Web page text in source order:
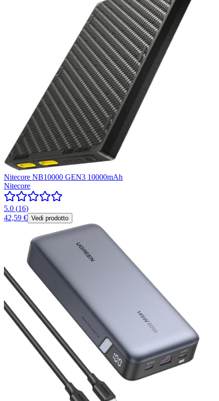
Nitecore NB10000 GEN3 10000mAh
Nitecore
5.0 (16)
42,59 € Vedi prodotto